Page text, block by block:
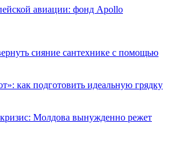
авиации: фонд Apollo
сияние сантехнике с помощью
как подготовить идеальную грядку
Молдова вынужденно режет